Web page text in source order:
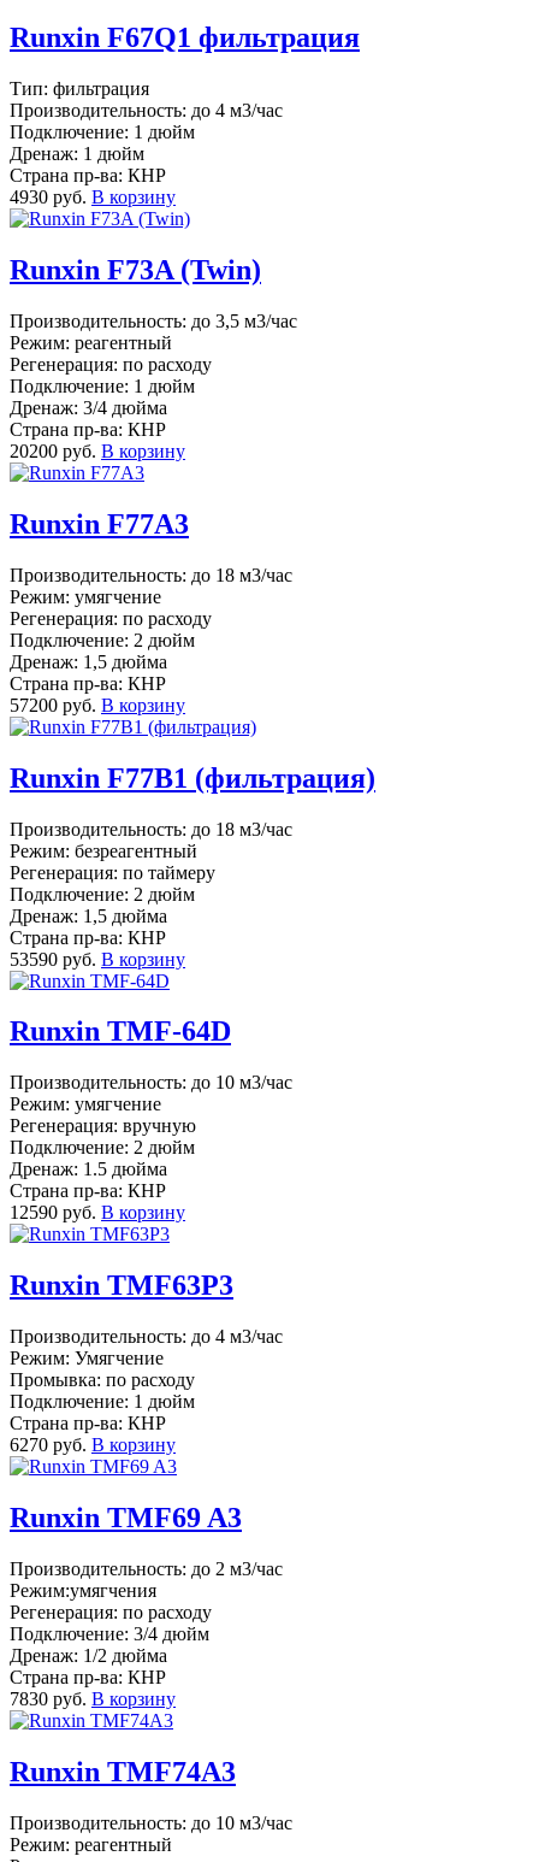
Runxin F67Q1 фильтрация
Тип: фильтрация
Производительность: до 4 м3/час
Подключение: 1 дюйм
Дренаж: 1 дюйм
Страна пр-ва: КНР
4930 руб. В корзину
Runxin F73A (Twin)
Производительность: до 3,5 м3/час
Режим: реагентный
Регенерация: по расходу
Подключение: 1 дюйм
Дренаж: 3/4 дюйма
Страна пр-ва: КНР
20200 руб. В корзину
Runxin F77A3
Производительность: до 18 м3/час
Режим: умягчение
Регенерация: по расходу
Подключение: 2 дюйм
Дренаж: 1,5 дюйма
Страна пр-ва: КНР
57200 руб. В корзину
Runxin F77B1 (фильтрация)
Производительность: до 18 м3/час
Режим: безреагентный
Регенерация: по таймеру
Подключение: 2 дюйм
Дренаж: 1,5 дюйма
Страна пр-ва: КНР
53590 руб. В корзину
Runxin TMF-64D
Производительность: до 10 м3/час
Режим: умягчение
Регенерация: вручную
Подключение: 2 дюйм
Дренаж: 1.5 дюйма
Страна пр-ва: КНР
12590 руб. В корзину
Runxin TMF63P3
Производительность: до 4 м3/час
Режим: Умягчение
Промывка: по расходу
Подключение: 1 дюйм
Страна пр-ва: КНР
6270 руб. В корзину
Runxin TMF69 A3
Производительность: до 2 м3/час
Режим:умягчения
Регенерация: по расходу
Подключение: 3/4 дюйм
Дренаж: 1/2 дюйма
Страна пр-ва: КНР
7830 руб. В корзину
Runxin TMF74A3
Производительность: до 10 м3/час
Режим: реагентный